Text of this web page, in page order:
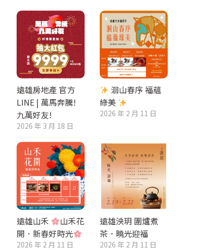
遠雄房地產 官方
LINE | 萬馬奔騰!
九萬好友!
2026 年 3 月 18 日
洄山春序 福蘊
綠美
2026 年 2 月 11 日
遠雄山禾
山禾花
開．新春好時光
2026 年 2 月 11 日
遠雄泱玥 圍爐煮
茶．曉光迎福
2026 年 2 月 11 日